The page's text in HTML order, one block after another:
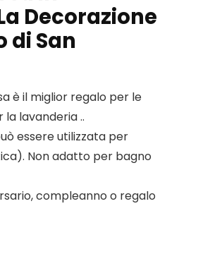
Decorazione
di San
è il miglior regalo per le
lavanderia ..
essere utilizzata per
Non adatto per bagno
compleanno o regalo